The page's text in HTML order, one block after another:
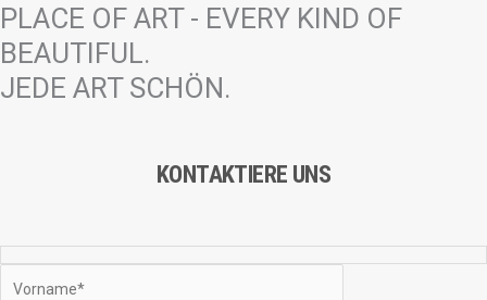
PLACE OF ART - EVERY KIND OF
BEAUTIFUL.
JEDE ART SCHÖN.
KONTAKTIERE UNS